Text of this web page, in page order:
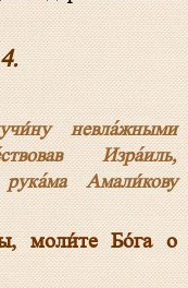
невла́жными
Изра́иль,
Амали́кову
моли́те Бо́га о